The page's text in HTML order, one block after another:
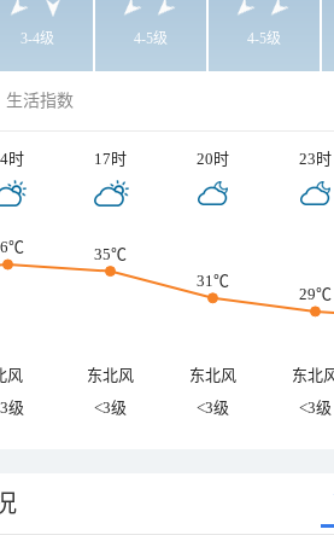
3-4级 4-5级 4-5级
生活指数
时 17时 20时 23时
35℃
31℃
29℃
风 东北风 东北风
东北
级 <3级 <3级 <3级